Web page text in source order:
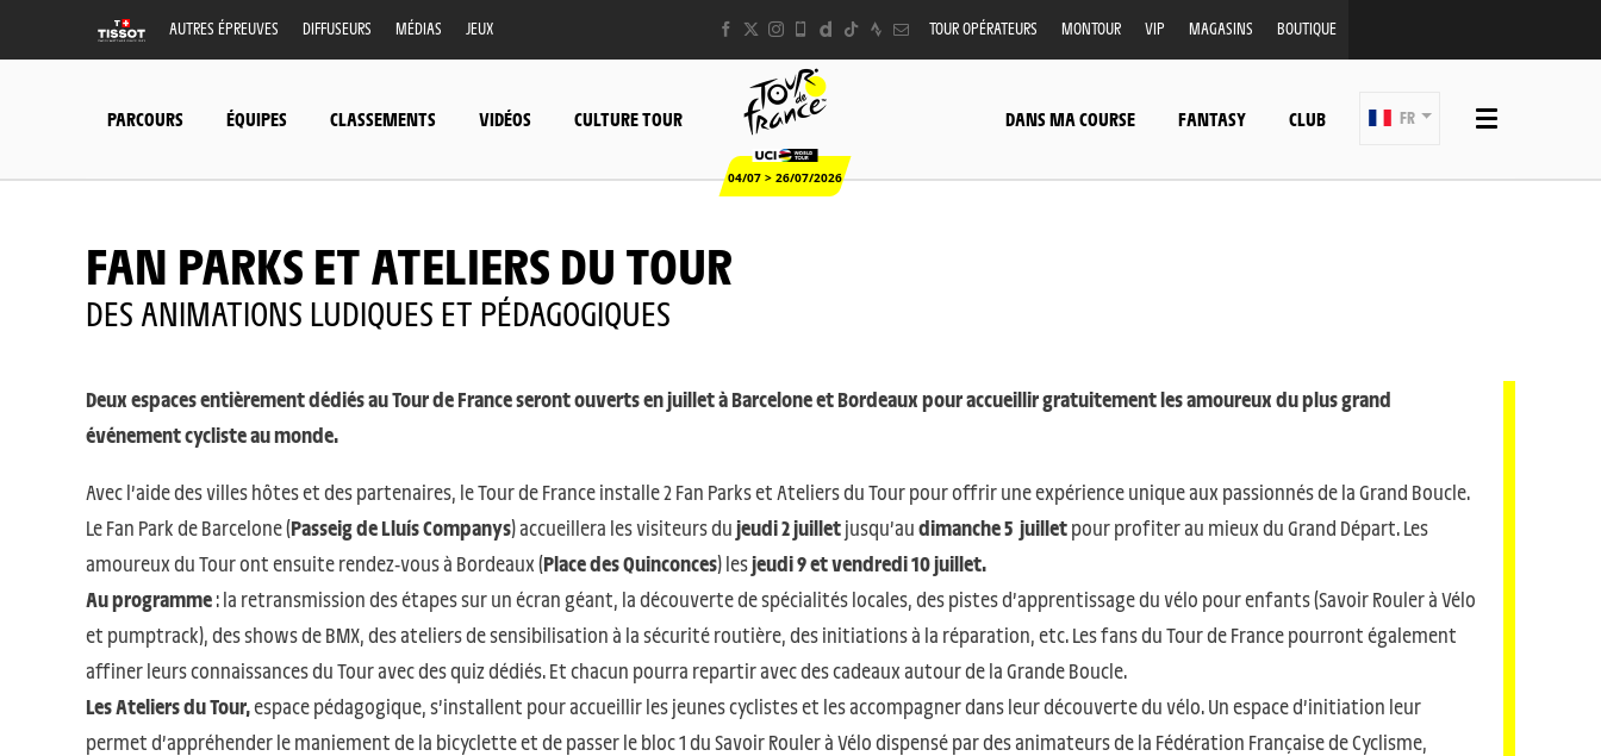
AUTRES ÉPREUVES DIFFUSEURS MÉDIAS JEUX TOUR OPÉRATEURS MONTOUR VIP MAGASINS BOUTIQUE
PARCOURS ÉQUIPES CLASSEMENTS VIDÉOS CULTURE TOUR
04/07 > 26/07/2026
DANS MA COURSE FANTASY CLUB FR
FAN PARKS ET ATELIERS DU TOUR
DES ANIMATIONS LUDIQUES ET PÉDAGOGIQUES
Deux espaces entièrement dédiés au Tour de France seront ouverts en juillet à Barcelone et Bordeaux pour accueillir gratuitement les amoureux du plus grand
événement cycliste au monde.
Avec l’aide des villes hôtes et des partenaires, le Tour de France installe 2 Fan Parks et Ateliers du Tour pour offrir une expérience unique aux passionnés de la Grand Boucle.
Le Fan Park de Barcelone (Passeig de Lluís Companys)accueillera les visiteurs dujeudi 2 juilletjusqu’audimanche5 juilletpour profiter au mieux du Grand Départ. Les
amoureux du Tour ont ensuite rendez-vous à Bordeaux (Place des Quinconces) lesjeudi 9 et vendredi 10 juillet.
Au programme: la retransmission des étapes sur un écran géant, la découverte de spécialités locales, des pistes d’apprentissage du vélo pour enfants (Savoir Rouler à Vélo
et pumptrack), des shows de BMX, des ateliers de sensibilisation à la sécurité routière, des initiations à la réparation, etc. Les fans du Tour de France pourront également
affiner leurs connaissances du Tour avec des quiz dédiés. Et chacun pourra repartir avec des cadeaux autour de la Grande Boucle.
Les Ateliers du Tour,espace pédagogique, s’installent pour accueillir les jeunes cyclistes et les accompagner dans leur découverte du vélo. Un espace d’initiation leur
permet d’appréhender le maniement de la bicyclette et de passer le bloc 1 du Savoir Rouler à Vélo dispensé par des animateurs de la Fédération Française de Cyclisme,